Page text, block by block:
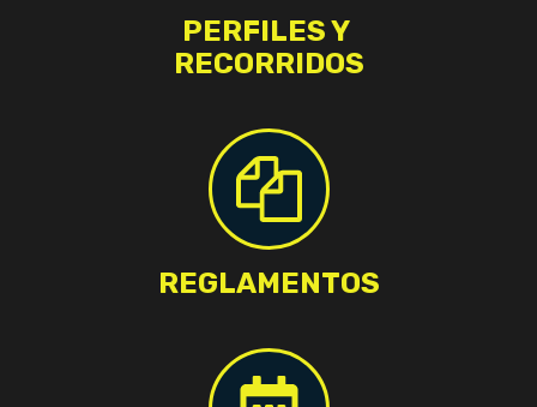
PERFILES Y
RECORRIDOS
REGLAMENTOS